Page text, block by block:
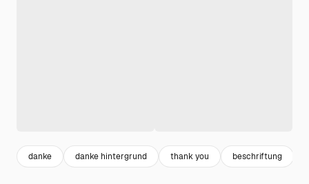
danke danke hintergrund thank you beschriftung